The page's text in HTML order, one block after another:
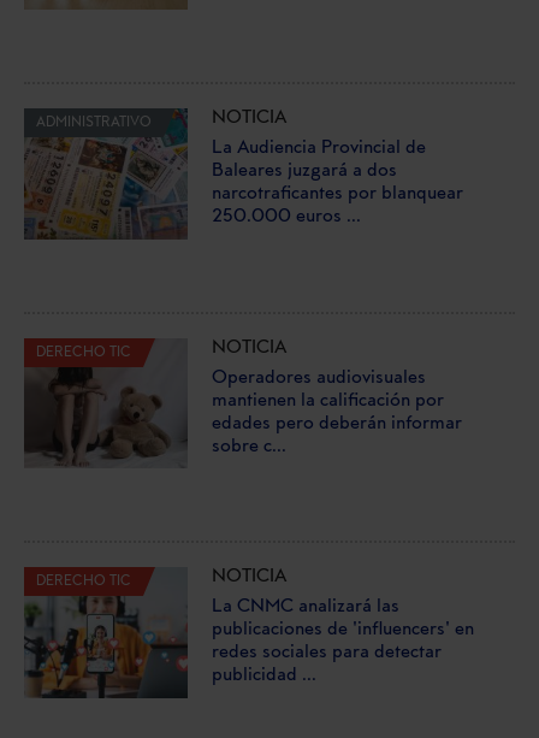
ADMINISTRATIVO
NOTICIA
La Audiencia Provincial de
Baleares juzgará a dos
narcotraficantes por blanquear
250.000 euros ...
DERECHO TIC
NOTICIA
Operadores audiovisuales
mantienen la calificación por
edades pero deberán informar
sobre c...
DERECHO TIC
NOTICIA
La CNMC analizará las
publicaciones de 'influencers' en
redes sociales para detectar
publicidad ...